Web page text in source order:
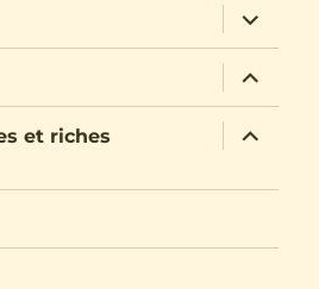
ouvrir
le
sous-
menu
ouvrir
le
sous-
menu
et riches
ouvrir
le
menu